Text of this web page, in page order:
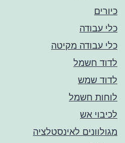
כיורים
כלי עבודה
כלי עבודה מקיטה
לדוד חשמל
לדוד שמש
לוחות חשמל
לכיבוי אש
מגולוונים לאינסטלציה